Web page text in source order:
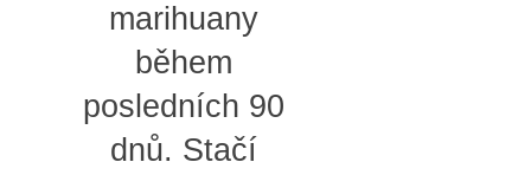
marihuany
během
posledních 90
dnů. Stačí